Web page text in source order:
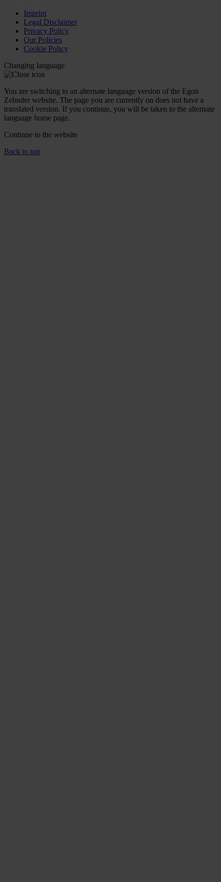
Imprint
Legal Disclaimer
Privacy Policy
Our Policies
Cookie Policy
Changing language
You are switching to an alternate language version of the Egon
Zehnder website. The page you are currently on does not have a
translated version. If you continue, you will be taken to the alternate
language home page.
Continue to the website
Back to top